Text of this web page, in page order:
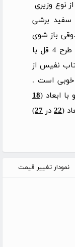
نوع وزیری
سفید برشی
صندوقی باز شوی
گالینگور سفید لیزری برشی پلاک دار طرح 4 قل با
نفیس از
خوبی است .
ابعاد (18
(
22 در 27
)
نمودار تغییر قیمت